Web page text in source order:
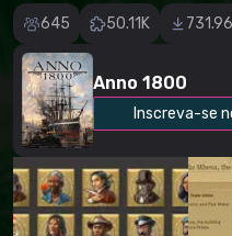
645 50.11K
Anno 1800
Inscreva-se